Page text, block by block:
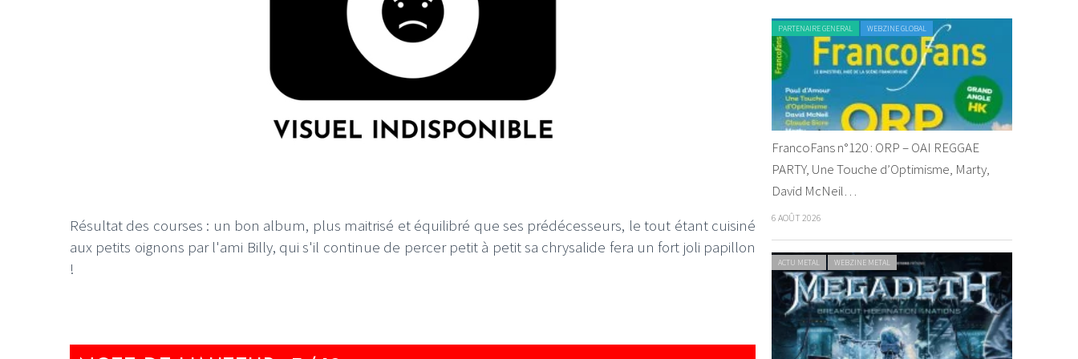
Résultat des courses : un bon album, plus maitrisé et équilibré que ses prédécesseurs, le tout étant cuisiné
aux petits oignons par l'ami Billy, qui s'il continue de percer petit à petit sa chrysalide fera un fort joli papillon
!
PARTENAIRE GENERAL WEBZINE GLOBAL
FrancoFans n°120 : ORP – OAI REGGAE
PARTY, Une Touche d’Optimisme, Marty,
David McNeil…
6 AOÛT 2026
ACTU METAL WEBZINE METAL